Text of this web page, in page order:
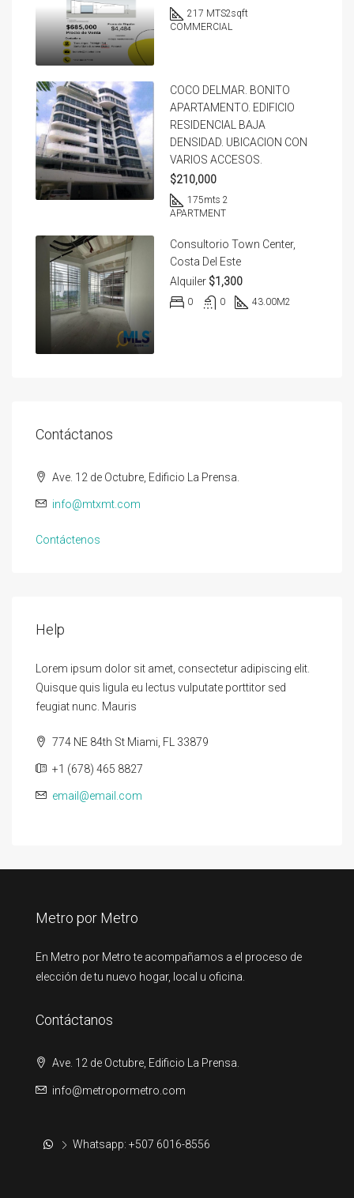
217 MTS2sqft
COMMERCIAL
COCO DELMAR. BONITO
APARTAMENTO. EDIFICIO
RESIDENCIAL BAJA
DENSIDAD. UBICACION CON
VARIOS ACCESOS.
$210,000
175mts 2
APARTMENT
Consultorio Town Center,
Costa Del Este
Alquiler $1,300
0 0 43.00M2
Contáctanos
Ave. 12 de Octubre, Edificio La Prensa.
info@mtxmt.com
Contáctenos
Help
Lorem ipsum dolor sit amet, consectetur adipiscing elit.
Quisque quis ligula eu lectus vulputate porttitor sed
feugiat nunc. Mauris
774 NE 84th St Miami, FL 33879
+1 (678) 465 8827
email@email.com
Metro por Metro
En Metro por Metro te acompañamos a el proceso de
elección de tu nuevo hogar, local u oficina.
Contáctanos
Ave. 12 de Octubre, Edificio La Prensa.
info@metropormetro.com
Whatsapp: +507 6016-8556